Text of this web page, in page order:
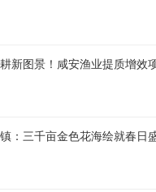
新图景！咸安渔业提质增效
：三千亩金色花海绘就春日